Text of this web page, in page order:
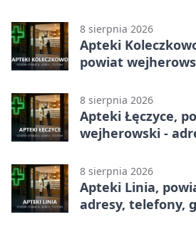
8 sierpnia 2026
Apteki
powiat
8 sierpnia 2026
Apteki Łęczyce,
wejherowski -
8 sierpnia 2026
Apteki Linia,
adresy, telefony,